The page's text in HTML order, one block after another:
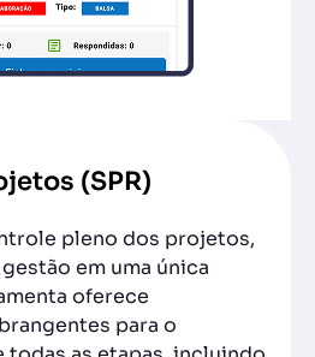
(SPR)
pleno dos projetos,
em uma única
oferece
para o